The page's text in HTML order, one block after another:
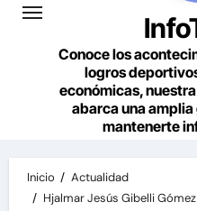
Conoce los
logros
económicas,
abarca una
mantenerte
Inicio
Actualidad
Hjalmar Jesús Gibelli